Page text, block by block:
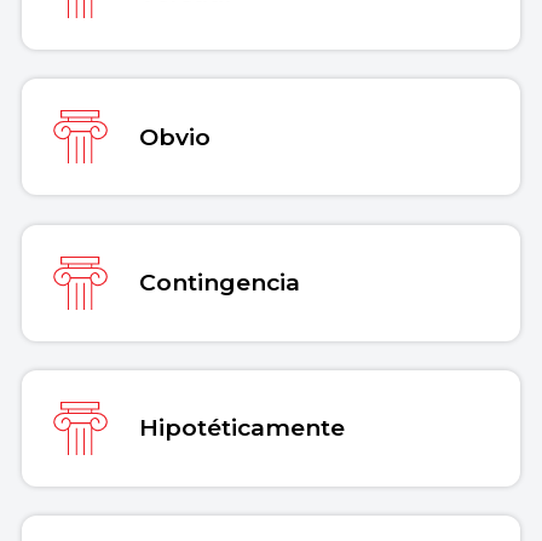
Obvio
Contingencia
Hipotéticamente